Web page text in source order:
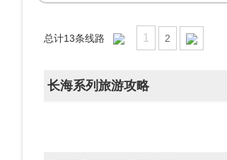
总计13条线路 1 2
长海系列旅游攻略